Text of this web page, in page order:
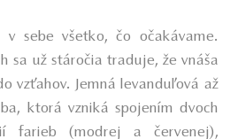
v sebe všetko, čo očakávame.
sa už stáročia traduje, že vnáša
vzťahov. Jemná levanduľová až
ktorá vzniká spojením dvoch
farieb (modrej a červenej),